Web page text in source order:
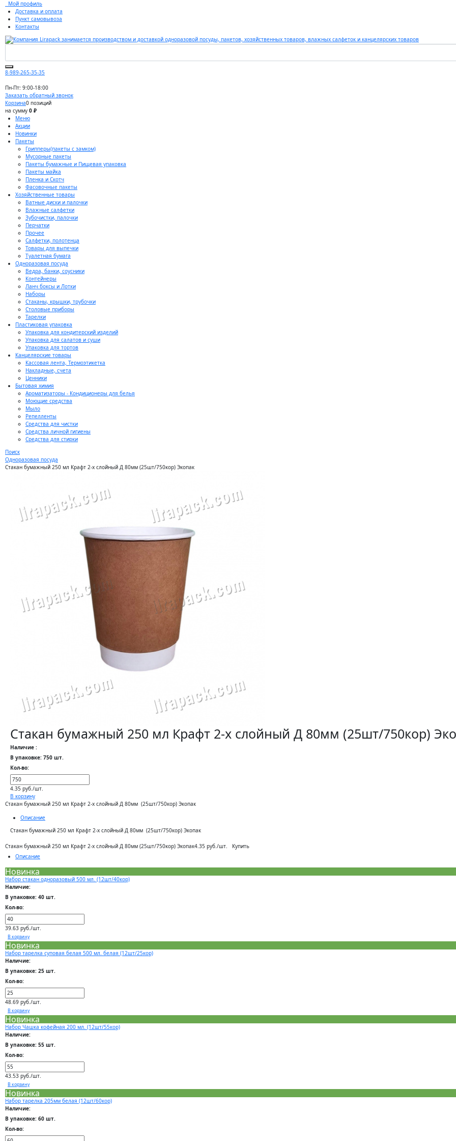
Мой профиль
Доставка и оплата
Пункт самовывоза
Контакты
8-989-265-35-35
Пн-Пт: 9:00-18:00
Заказать обратный звонок
Корзина0 позиций
на сумму 0 ₽
Меню
Акции
Новинки
Пакеты
Грипперы(пакеты с замком)
Мусорные пакеты
Пакеты бумажные и Пищевая упаковка
Пакеты майка
Пленка и Скотч
Фасовочные пакеты
Хозяйственные товары
Ватные диски и палочки
Влажные салфетки
Зубочистки, палочки
Перчатки
Прочее
Салфетки, полотенца
Товары для выпечки
Туалетная бумага
Одноразовая посуда
Ведра, банки, соусники
Контейнеры
Ланч боксы и Лотки
Наборы
Стаканы, крышки, трубочки
Столовые приборы
Тарелки
Пластиковая упаковка
Упаковка для кондитерский изделий
Упаковка для салатов и суши
Упаковка для тортов
Канцелярские товары
Кассовая лента, Термоэтикетка
Накладные, счета
Ценники
Бытовая химия
Ароматизаторы - Кондиционеры для белья
Моющие средства
Мыло
Репелленты
Средства для чистки
Средства личной гигиены
Средства для стирки
Поиск
Одноразовая посуда
Стакан бумажный 250 мл Крафт 2-х слойный Д 80мм (25шт/750кор) Экопак
Стакан бумажный 250 мл Крафт 2-х слойный Д 80мм (25шт/750кор)
Наличие :
В упаковке: 750 шт.
Кол-во:
4.35 руб./шт.
В корзину
Стакан бумажный 250 мл Крафт 2-х слойный Д 80мм (25шт/750кор) Экопак
Описание
Стакан бумажный 250 мл Крафт 2-х слойный Д 80мм (25шт/750кор) Экопак
Стакан бумажный 250 мл Крафт 2-х слойный Д 80мм (25шт/750кор) Экопак4.35 руб./шт.
Купить
Описание
Новинка
Набор стакан одноразовый 500 мл. (12шт/40кор)
Наличие:
В упаковке: 40 шт.
Кол-во:
39.63 руб./шт.
В корзину
Новинка
Набор тарелка суповая белая 500 мл. белая (12шт/25кор)
Наличие:
В упаковке: 25 шт.
Кол-во:
48.69 руб./шт.
В корзину
Новинка
Набор Чашка кофейная 200 мл. (12шт/55кор)
Наличие:
В упаковке: 55 шт.
Кол-во:
43.53 руб./шт.
В корзину
Новинка
Набор тарелка 205мм белая (12шт/60кор)
Наличие:
В упаковке: 60 шт.
Кол-во: